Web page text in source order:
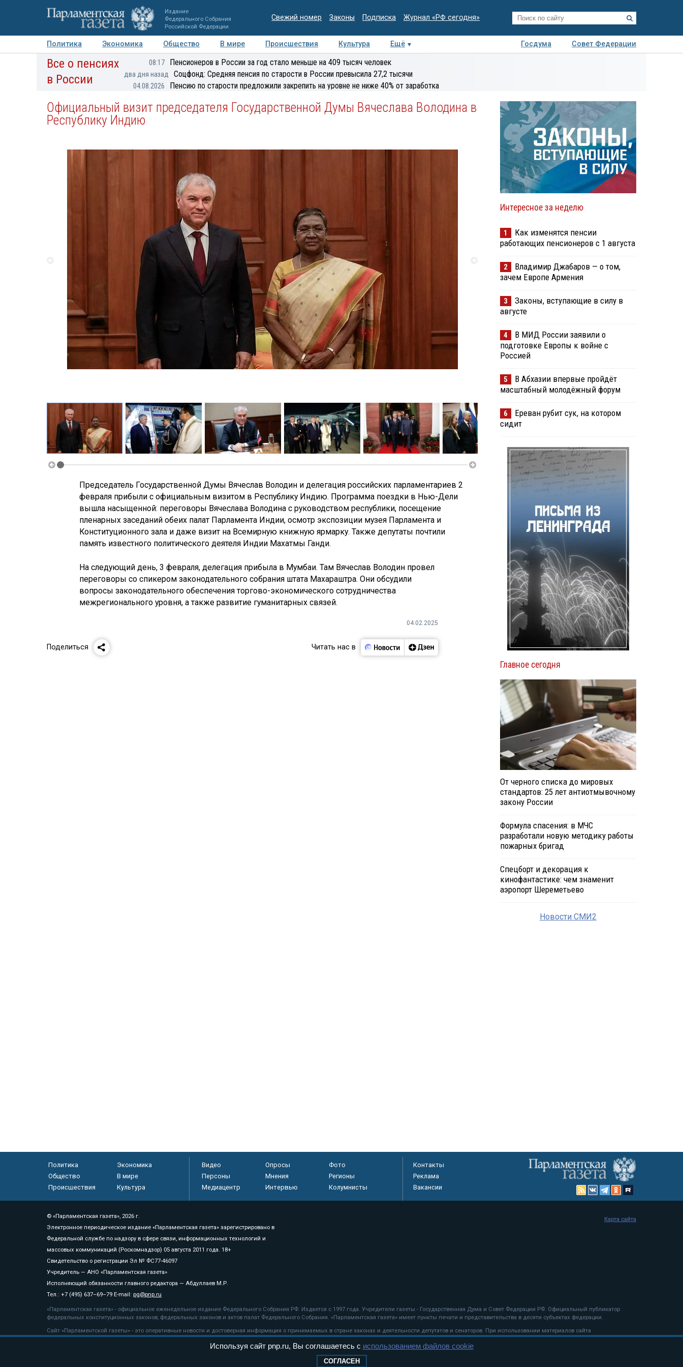
Издание
Федерального Собрания
Российской Федерации
Свежий номер Законы Подписка Журнал «РФ сегодня»
Политика Экономика Общество В мире Происшествия Культура Ещё Госдума
Совет Федерации
Авторы Персоны Мнения Регионы Медиацентр Интервью Колумнисты
Все о пенсиях
в России
08:17 Пенсионеров в России за год стало меньше на 409 тысяч человек
два дня назад Соцфонд: Средняя пенсия по старости в России превысила 27,2 тысячи
04.08.2026 Пенсию по старости предложили закрепить на уровне не ниже 40% от заработка
Официальный визит председателя Государственной Думы Вячеслава Володина в
Республику Индию
Председатель Государственной Думы Вячеслав Володин и делегация российских парламентариев 2
февраля прибыли с официальным визитом в Республику Индию. Программа поездки в Нью-Дели
вышла насыщенной: переговоры Вячеслава Володина с руководством республики, посещение
пленарных заседаний обеих палат Парламента Индии, осмотр экспозиции музея Парламента и
Конституционного зала и даже визит на Всемирную книжную ярмарку. Также депутаты почтили
память известного политического деятеля Индии Махатмы Ганди.
На следующий день, 3 февраля, делегация прибыла в Мумбаи. Там Вячеслав Володин провел
переговоры со спикером законодательного собрания штата Махараштра. Они обсудили
вопросы законодательного обеспечения торгово-экономического сотрудничества
межрегионального уровня, а также развитие гуманитарных связей.
04.02.2025
Поделиться Читать нас в
Интересное за неделю
1
Как изменятся пенсии
работающих пенсионеров с 1 августа
2
Владимир Джабаров — о том,
зачем Европе Армения
3
Законы, вступающие в силу в
августе
4
В МИД России заявили о
подготовке Европы к войне с
Россией
5
В Абхазии впервые пройдёт
масштабный молодёжный форум
6
Ереван рубит сук, на котором
сидит
Главное сегодня
От черного списка до мировых
стандартов: 25 лет антиотмывочному
закону России
Формула спасения: в МЧС
разработали новую методику работы
пожарных бригад
Спецборт и декорация к
кинофантастике: чем знаменит
аэропорт Шереметьево
Новости СМИ2
Политика
Экономика
Общество
В мире
Происшествия
Культура
Видео Опросы
Фото
Персоны
Мнения
Регионы
Медиацентр
Интервью Колумнисты
Контакты
Реклама
Вакансии
© «Парламентская газета», 2026 г.
Электронное периодическое издание «Парламентская газета» зарегистрировано в
Федеральной службе по надзору в сфере связи, информационных технологий и
массовых коммуникаций (Роскомнадзор) 05 августа 2011 года. 18+
Свидетельство о регистрации Эл № ФС77-46097
Учредитель — АНО «Парламентская газета»
Исполняющий обязанности главного редактора — Абдуллаев М.Р.
Тел.: +7 (495) 637–69–79 E-mail: pg@pnp.ru
«Парламентская газета» - официальное еженедельное издание Федерального Собрания РФ. Издается с 1997 года. Учредители газеты - Государственная Дума и Совет Федерации РФ. Официальный публикатор
федеральных конституционных законов, федеральных законов и актов палат Федерального Собрания. «Парламентская газета» имеет пункты печати и представительства в десяти субъектах федерации.
Сайт «Парламентской газеты» - это оперативные новости и достоверная информация о принимаемых в стране законах и деятельности депутатов и сенаторов. При использовании материалов сайта
«Парламентской газеты» активная ссылка на pnp.ru обязательна.
рекомендательные технологии
Карта сайта
Используя сайт pnp.ru, Вы соглашаетесь с использованием файлов cookie
СОГЛАСЕН